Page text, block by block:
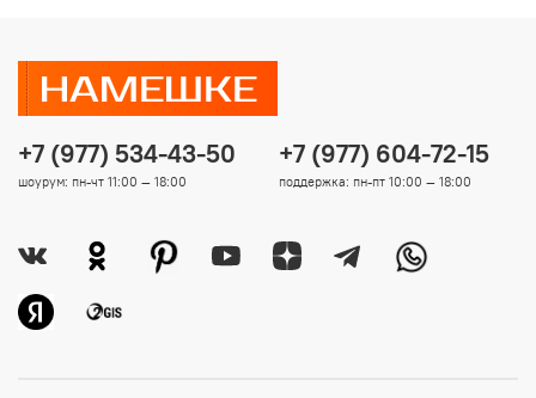
+7 (977) 534-43-50
шоурум: пн-чт 11:00 — 18:00
+7 (977) 604-72-15
поддержка: пн-пт 10:00 — 18:00